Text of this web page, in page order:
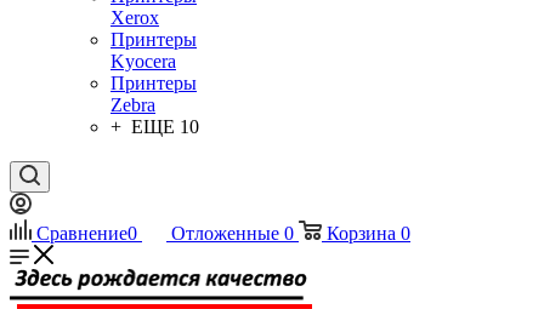
Xerox
Принтеры
Kyocera
Принтеры
Zebra
+ ЕЩЕ 10
Сравнение0 Отложенные 0 Корзина 0